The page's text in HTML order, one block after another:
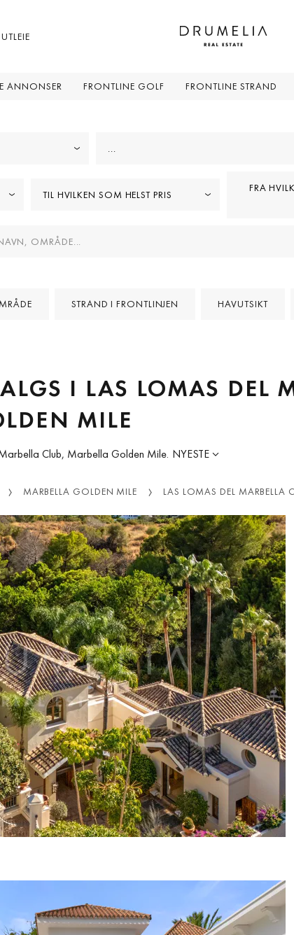
UTLEIE
ANNONSER FRONTLINE GOLF FRONTLINE STRAND
...
TIL HVILKEN SOM HELST PRIS
FRA
STRAND I FRONTLINJEN HAVUTSIKT
I LAS LOMAS DEL
MILE
Club, Marbella Golden Mile. NYESTE
MARBELLA GOLDEN MILE LAS LOMAS DEL MARBELLA